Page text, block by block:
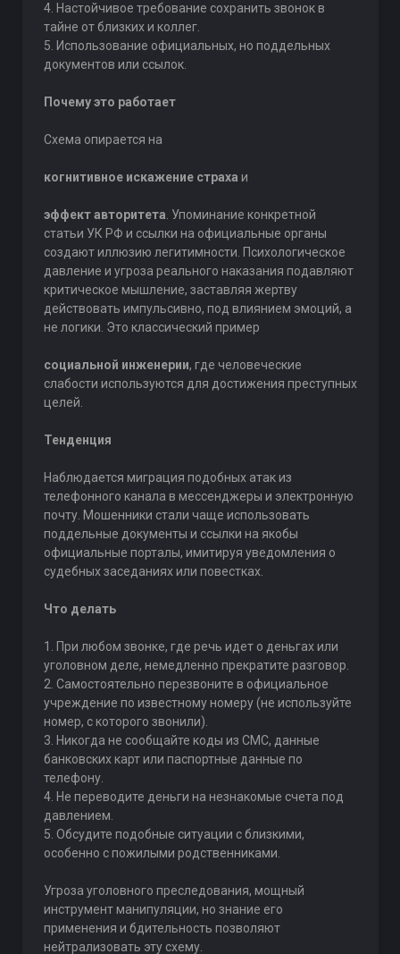
4. Настойчивое требование сохранить звонок в
тайне от близких и коллег.
5. Использование официальных, но поддельных
документов или ссылок.
Почему это работает
Схема опирается на
когнитивное искажение страха и
эффект авторитета . Упоминание конкретной
статьи УК РФ и ссылки на официальные органы
создают иллюзию легитимности. Психологическое
давление и угроза реального наказания подавляют
критическое мышление, заставляя жертву
действовать импульсивно, под влиянием эмоций, а
не логики. Это классический пример
социальной инженерии, где человеческие
слабости используются для достижения преступных
целей.
Тенденция
Наблюдается миграция подобных атак из
телефонного канала в мессенджеры и электронную
почту. Мошенники стали чаще использовать
поддельные документы и ссылки на якобы
официальные порталы, имитируя уведомления о
судебных заседаниях или повестках.
Что делать
1. При любом звонке, где речь идет о деньгах или
уголовном деле, немедленно прекратите разговор.
2. Самостоятельно перезвоните в официальное
учреждение по известному номеру (не используйте
номер, с которого звонили).
3. Никогда не сообщайте коды из СМС, данные
банковских карт или паспортные данные по
телефону.
4. Не переводите деньги на незнакомые счета под
давлением.
5. Обсудите подобные ситуации с близкими,
особенно с пожилыми родственниками.
Угроза уголовного преследования, мощный
инструмент манипуляции, но знание его
применения и бдительность позволяют
нейтрализовать эту схему.